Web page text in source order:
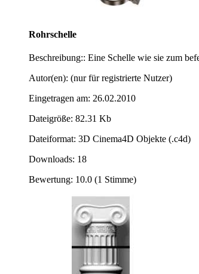
Rohrschelle
Beschreibung:: Eine Schelle wie sie zum
Autor(en): (nur für registrierte Nutzer)
Eingetragen am: 26.02.2010
Dateigröße: 82.31 Kb
Dateiformat: 3D Cinema4D Objekte (.c4d)
Downloads: 18
Bewertung: 10.0 (1 Stimme)